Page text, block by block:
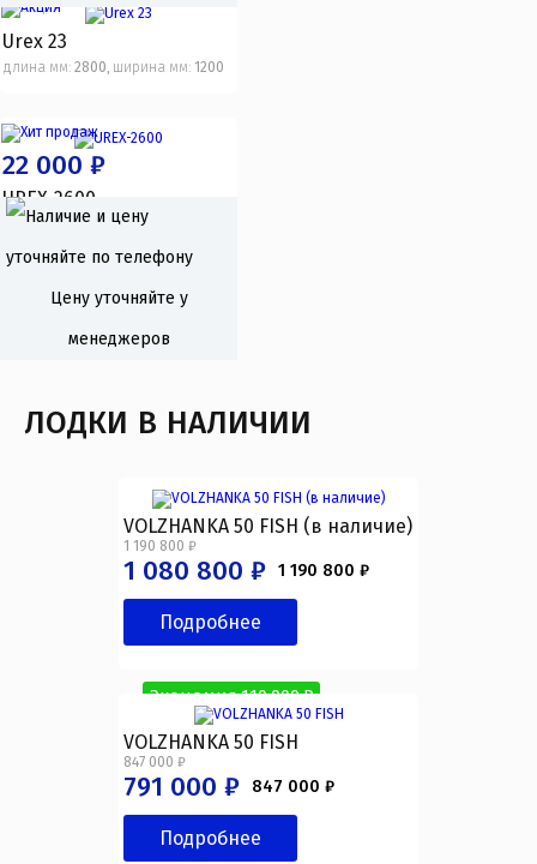
Цену уточняйте у
менеджеров
Urex 23
длина мм: 2800 , ширина мм: 1200
22 000 ₽
UREX-2600
длина мм: 2600 ширина мм:
В корзину
ЛОДКИ В НАЛИЧИИ
VOLZHANKA 50 FISH (в наличие)
1 190 800 ₽
1 190 800 ₽
1 080 800 ₽
Экономия 110 000 ₽
Подробнее
VOLZHANKA 50 FISH
847 000 ₽
847 000 ₽
791 000 ₽
Подробнее